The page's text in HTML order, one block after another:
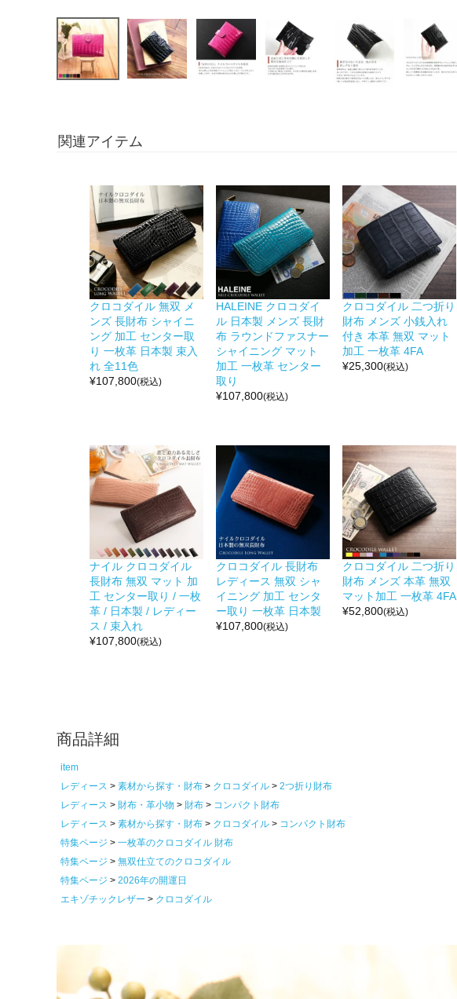
関連アイテム
クロコダイル 無双 メ
ンズ 長財布 シャイニ
ング 加工 センター取
り 一枚革 日本製 束入
れ 全11色
¥107,800(税込)
HALEINE クロコダイ
ル 日本製 メンズ 長財
布 ラウンドファスナー
シャイニング マット
加工 一枚革 センター
取り
¥107,800(税込)
クロコダイル 二つ折り
財布 メンズ 小銭入れ
付き 本革 無双 マット
加工 一枚革 4FA
¥25,300(税込)
ナイル クロコダイル
長財布 無双 マット 加
工 センター取り / 一枚
革 / 日本製 / レディー
ス / 束入れ
¥107,800(税込)
クロコダイル 長財布
レディース 無双 シャ
イニング 加工 センタ
ー取り 一枚革 日本製
¥107,800(税込)
クロコダイル 二つ折り
財布 メンズ 本革 無双
マット加工 一枚革 4FA
¥52,800(税込)
商品詳細
item
レディース
素材から探す・財布 クロコダイル
2つ折り財布
レディース
財布・革小物 財布
コンパクト財布
レディース
素材から探す・財布 クロコダイル
コンパクト財布
特集ページ
一枚革のクロコダイル 財布
特集ページ
無双仕立てのクロコダイル
特集ページ
2026年の開運日
エキゾチックレザー
クロコダイル